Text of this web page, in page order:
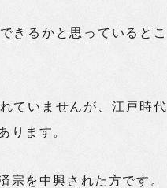
きるかと思っているとこ
ていませんが、江戸時代
ります。
宗を中興された方です。